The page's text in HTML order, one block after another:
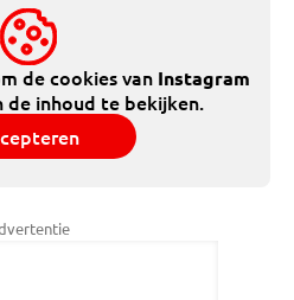
de cookies van Instagram
de inhoud te bekijken.